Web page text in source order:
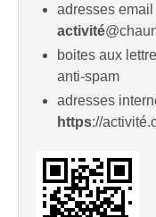
adresses
activité
boites aux
anti-spam
adresses
https://